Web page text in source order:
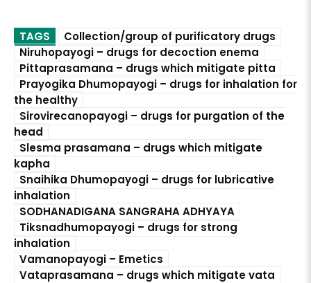
TAGS
Collection/group of purificatory drugs
Niruhopayogi – drugs for decoction enema
Pittaprasamana – drugs which mitigate pitta
Prayogika Dhumopayogi – drugs for inhalation for
the healthy
Sirovirecanopayogi – drugs for purgation of the
head
Slesma prasamana – drugs which mitigate
kapha
Snaihika Dhumopayogi – drugs for lubricative
inhalation
SODHANADIGANA SANGRAHA ADHYAYA
Tiksnadhumopayogi – drugs for strong
inhalation
Vamanopayogi – Emetics
Vataprasamana – drugs which mitigate vata